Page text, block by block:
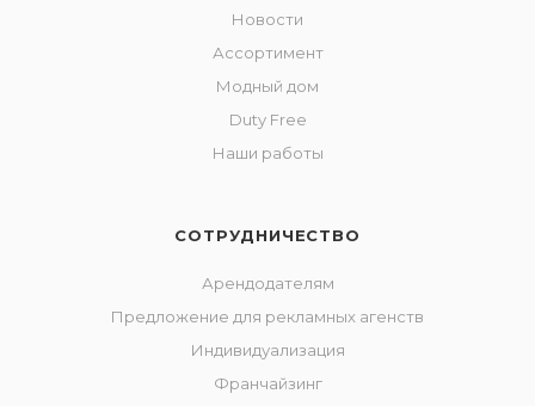
Новости
Ассортимент
Модный дом
Duty Free
Наши работы
СОТРУДНИЧЕСТВО
Арендодателям
Предложение для рекламных агенств
Индивидуализация
Франчайзинг